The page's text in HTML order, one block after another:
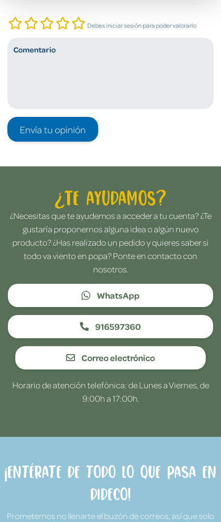
Debes iniciar sesión para poder valorarlo
Envía tu opinión
¿Te ayudamos?
¿Necesitas que te ayudemos a acceder a tu cuenta? ¿Te
gustaría proponernos alguna idea o algún nuevo
producto? ¿Has realizado un pedido y quieres saber si
todo va viento en popa? Ponte en contacto con
nosotros.
WhatsApp
916597360
Correo electrónico
Horario de atención telefónica: de Lunes a Viernes, de
9:00h a 17:00h.
¡Entérate de todo lo que pasa en
Dideco!
Prometemos no llenarte el buzón de correos, así que solo